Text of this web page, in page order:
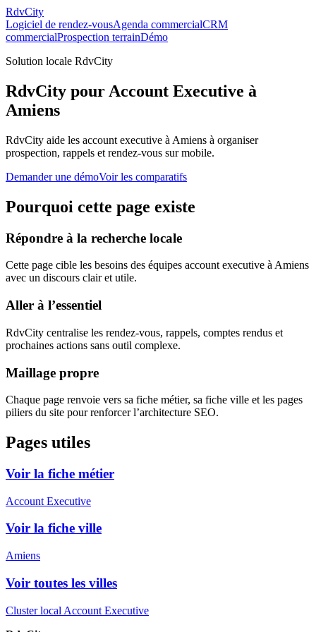
RdvCity
Logiciel de rendez-vousAgenda commercialCRM
commercialProspection terrainDémo
Solution locale RdvCity
RdvCity pour Account Executive à
Amiens
RdvCity aide les account executive à Amiens à organiser
prospection, rappels et rendez-vous sur mobile.
Demander une démoVoir les comparatifs
Pourquoi cette page existe
Répondre à la recherche locale
Cette page cible les besoins des équipes account executive à Amiens
avec un discours clair et utile.
Aller à l’essentiel
RdvCity centralise les rendez-vous, rappels, comptes rendus et
prochaines actions sans outil complexe.
Maillage propre
Chaque page renvoie vers sa fiche métier, sa fiche ville et les pages
piliers du site pour renforcer l’architecture SEO.
Pages utiles
Voir la fiche métier
Account Executive
Voir la fiche ville
Amiens
Voir toutes les villes
Cluster local Account Executive